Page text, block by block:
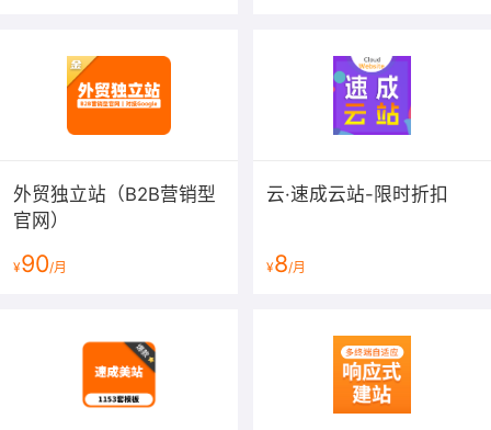
外贸独立站（B2B营销型
官网）
¥90/月
云·速成云站-限时折扣
¥8/月